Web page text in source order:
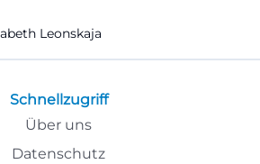
Leonskaja
Schnellzugriff
Über uns
Datenschutz